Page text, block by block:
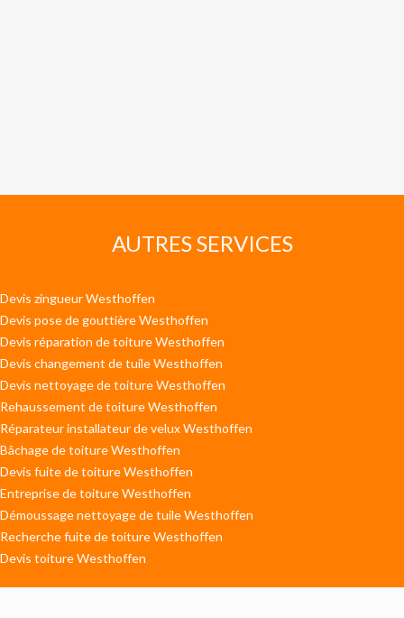
AUTRES SERVICES
Devis zingueur Westhoffen
Devis pose de gouttière Westhoffen
Devis réparation de toiture Westhoffen
Devis changement de tuile Westhoffen
Devis nettoyage de toiture Westhoffen
Rehaussement de toiture Westhoffen
Réparateur installateur de velux Westhoffen
Bâchage de toiture Westhoffen
Devis fuite de toiture Westhoffen
Entreprise de toiture Westhoffen
Démoussage nettoyage de tuile Westhoffen
Recherche fuite de toiture Westhoffen
Devis toiture Westhoffen